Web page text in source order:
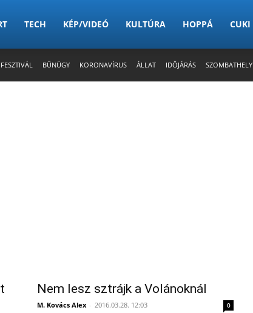
TECH KÉP/VIDEÓ KULTÚRA HOPPÁ CUKI
BŰNÜGY KORONAVÍRUS ÁLLAT IDŐJÁRÁS SZOMBATHELY
Nem lesz sztrájk a Volánoknál
M. Kovács Alex - 2016.03.28. 12:03 0